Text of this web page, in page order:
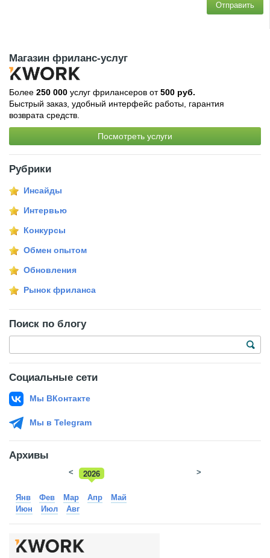
Отправить
Магазин фриланс-услуг
Более 250 000 услуг фрилансеров от500 руб.
Быстрый заказ, удобный интерфейс работы, гарантия
возврата средств.
Посмотреть услуги
Рубрики
Инсайды
Интервью
Конкурсы
Обмен опытом
Обновления
Рынок фриланса
Поиск по блогу
Социальные сети
Мы ВКонтакте
Мы в Telegram
Архивы
2026
2025
< >
Янв Фев Мар Апр
Май
Июн
Июл Авг